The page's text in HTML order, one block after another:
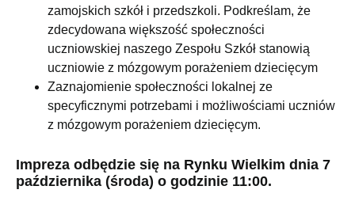
zamojskich szkół i przedszkoli. Podkreślam, że
zdecydowana większość społeczności
uczniowskiej naszego Zespołu Szkół stanowią
uczniowie z mózgowym porażeniem dziecięcym
Zaznajomienie społeczności lokalnej ze
specyficznymi potrzebami i możliwościami uczniów
z mózgowym porażeniem dziecięcym.
Impreza odbędzie się na Rynku Wielkim dnia 7
października (środa) o godzinie 11:00.